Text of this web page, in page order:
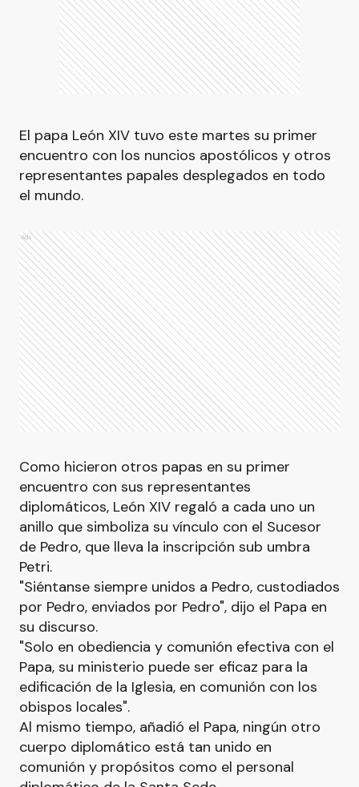
El papa León XIV tuvo este martes su primer
encuentro con los nuncios apostólicos y otros
representantes papales desplegados en todo
el mundo.
Ads
Como hicieron otros papas en su primer
encuentro con sus representantes
diplomáticos, León XIV regaló a cada uno un
anillo que simboliza su vínculo con el Sucesor
de Pedro, que lleva la inscripción sub umbra
Petri.
"Siéntanse siempre unidos a Pedro, custodiados
por Pedro, enviados por Pedro", dijo el Papa en
su discurso.
"Solo en obediencia y comunión efectiva con el
Papa, su ministerio puede ser eficaz para la
edificación de la Iglesia, en comunión con los
obispos locales".
Al mismo tiempo, añadió el Papa, ningún otro
cuerpo diplomático está tan unido en
comunión y propósitos como el personal